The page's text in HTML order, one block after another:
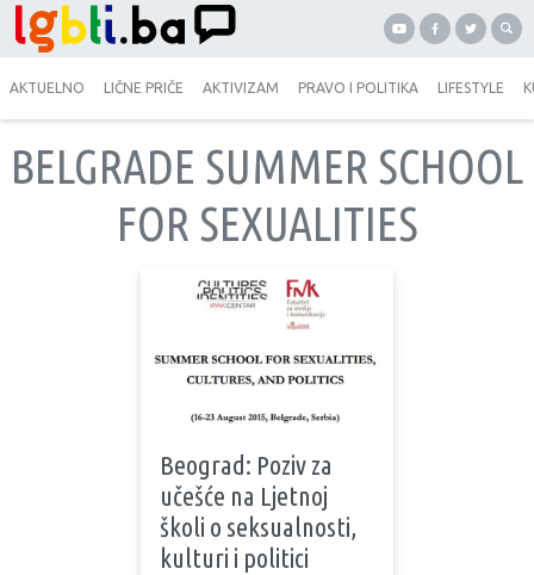
AKTUELNO LIČNE PRIČE AKTIVIZAM PRAVO I POLITIKA LIFESTYLE
BELGRADE SUMMER SCHOOL
FOR SEXUALITIES
Beograd: Poziv za
učešće na Ljetnoj
školi o seksualnosti,
kulturi i politici